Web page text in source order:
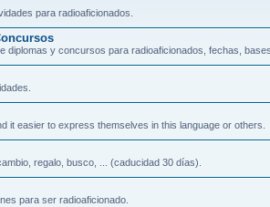
para radioaficionados.
diplomas y concursos para radioaficionados, fechas,
it easier to express themselves in this language or others.
regalo, busco, ... (caducidad 30 días).
para ser radioaficionado.